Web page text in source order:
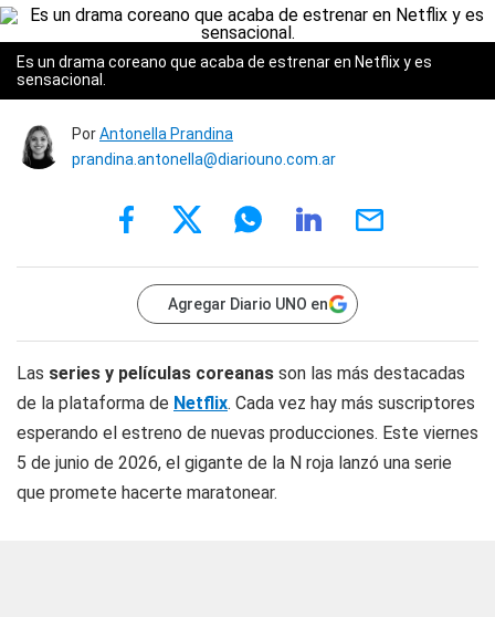
Es un drama coreano que acaba de estrenar en Netflix y es
sensacional.
PorAntonella Prandina
prandina.antonella@diariouno.com.ar
Agregar Diario UNO en
Las series y películas coreanas son las más destacadas
de la plataforma de Netflix. Cada vez hay más suscriptores
esperando el estreno de nuevas producciones. Este viernes
5 de junio de 2026, el gigante de la N roja lanzó una serie
que promete hacerte maratonear.